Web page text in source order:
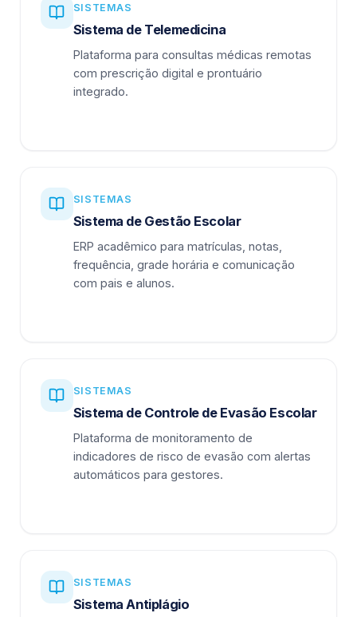
SISTEMAS
Sistema de Telemedicina
Plataforma para consultas médicas remotas
com prescrição digital e prontuário
integrado.
SISTEMAS
Sistema de Gestão Escolar
ERP acadêmico para matrículas, notas,
frequência, grade horária e comunicação
com pais e alunos.
SISTEMAS
Sistema de Controle de Evasão Escolar
Plataforma de monitoramento de
indicadores de risco de evasão com alertas
automáticos para gestores.
SISTEMAS
Sistema Antiplágio